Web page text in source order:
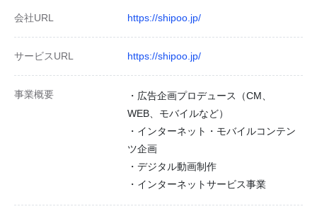
会社URL https://shipoo.jp/
サービスURL https://shipoo.jp/
事業概要
・広告企画プロデュース（CM、
WEB、モバイルなど）
・インターネット・モバイルコンテン
ツ企画
・デジタル動画制作
・インターネットサービス事業